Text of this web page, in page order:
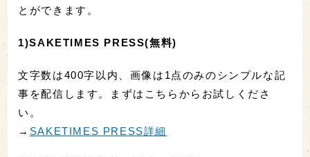
とができます。
1)SAKETIMES PRESS(無料)
文字数は400字以内、画像は1点のみのシンプルな記
事を配信します。まずはこちらからお試しくださ
い。
→ SAKETIMES PRESS詳細